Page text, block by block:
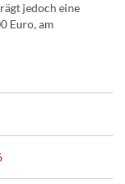
jedoch eine
Euro, am